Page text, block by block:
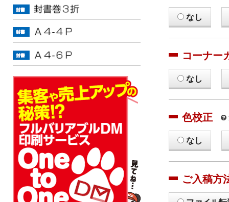
なし
コーナー
なし
色校正
なし
ご入稿方